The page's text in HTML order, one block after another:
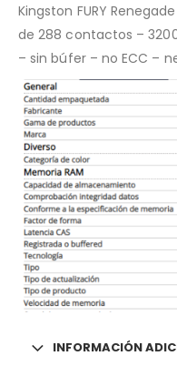
Kingston FURY
de 288 contactos – 3200
– sin búfer – no ECC –
INFORMACIÓN